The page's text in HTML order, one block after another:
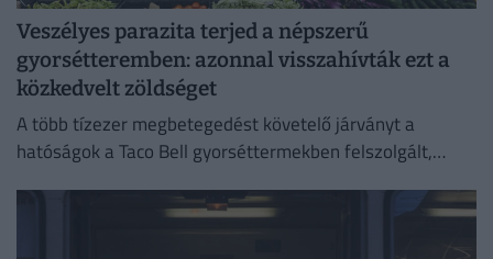
Veszélyes parazita terjed a népszerű
gyorsétteremben: azonnal visszahívták ezt a
közkedvelt zöldséget
A több tízezer megbetegedést követelő járványt a
hatóságok a Taco Bell gyorséttermekben felszolgált,